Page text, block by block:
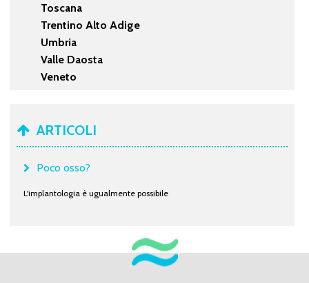
Toscana
Trentino Alto Adige
Umbria
Valle Daosta
Veneto
ARTICOLI
Poco osso?
L'implantologia è ugualmente possibile